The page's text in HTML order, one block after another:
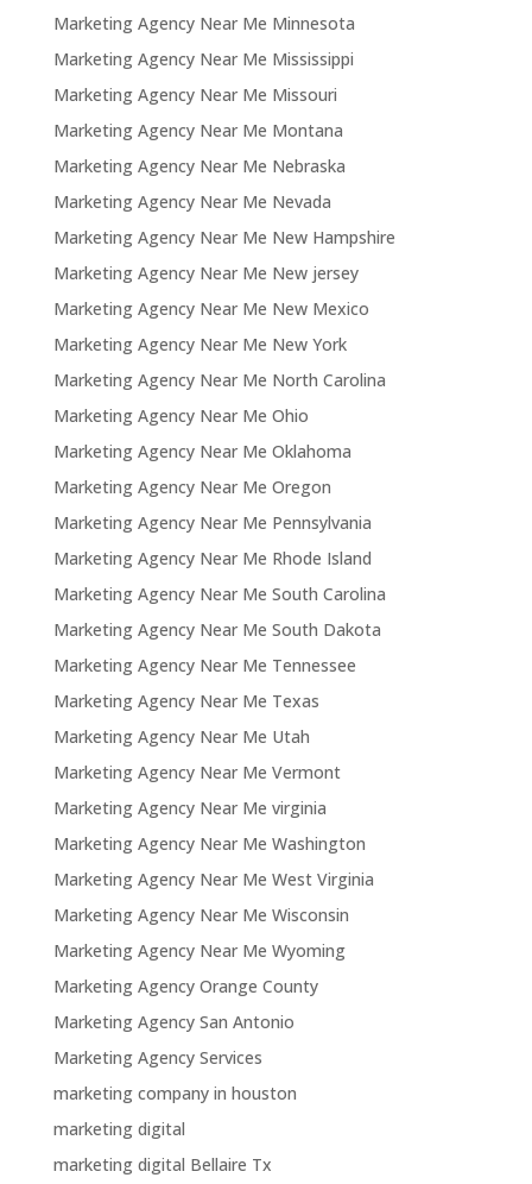
Marketing Agency Near Me Minnesota
Marketing Agency Near Me Mississippi
Marketing Agency Near Me Missouri
Marketing Agency Near Me Montana
Marketing Agency Near Me Nebraska
Marketing Agency Near Me Nevada
Marketing Agency Near Me New Hampshire
Marketing Agency Near Me New jersey
Marketing Agency Near Me New Mexico
Marketing Agency Near Me New York
Marketing Agency Near Me North Carolina
Marketing Agency Near Me Ohio
Marketing Agency Near Me Oklahoma
Marketing Agency Near Me Oregon
Marketing Agency Near Me Pennsylvania
Marketing Agency Near Me Rhode Island
Marketing Agency Near Me South Carolina
Marketing Agency Near Me South Dakota
Marketing Agency Near Me Tennessee
Marketing Agency Near Me Texas
Marketing Agency Near Me Utah
Marketing Agency Near Me Vermont
Marketing Agency Near Me virginia
Marketing Agency Near Me Washington
Marketing Agency Near Me West Virginia
Marketing Agency Near Me Wisconsin
Marketing Agency Near Me Wyoming
Marketing Agency Orange County
Marketing Agency San Antonio
Marketing Agency Services
marketing company in houston
marketing digital
marketing digital Bellaire Tx